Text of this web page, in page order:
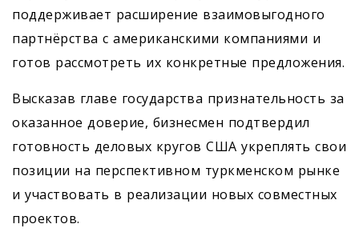
поддерживает расширение взаимовыгодного
партнёрства с американскими компаниями и
готов рассмотреть их конкретные предложения.
Высказав главе государства признательность за
оказанное доверие, бизнесмен подтвердил
готовность деловых кругов США укреплять свои
позиции на перспективном туркменском рынке
и участвовать в реализации новых сов­местных
проектов.